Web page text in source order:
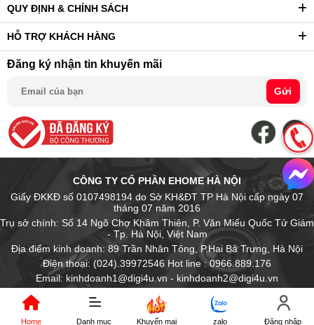
QUY ĐỊNH & CHÍNH SÁCH
HỖ TRỢ KHÁCH HÀNG
Đăng ký nhận tin khuyến mãi
Gửi
CÔNG TY CỔ PHẦN EHOME HÀ NỘI
Giấy ĐKKĐ số 0107498194 do Sở KH&ĐT TP Hà Nội cấp ngày 07
tháng 07 năm 2016
Trụ sở chính: Số 14 Ngõ Chợ Khâm Thiên, P. Văn Miếu Quốc Tử Giám
- Tp. Hà Nội, Việt Nam
Địa điểm kinh doanh: 89 Trần Nhân Tông, P.Hai Bà Trưng, Hà Nội
Điện thoại: (024).39972546 Hot line : 0966.889.176
Email: kinhdoanh1@digi4u.vn - kinhdoanh2@digi4u.vn
Home Danh mục Khuyến mại zalo Đăng nhập